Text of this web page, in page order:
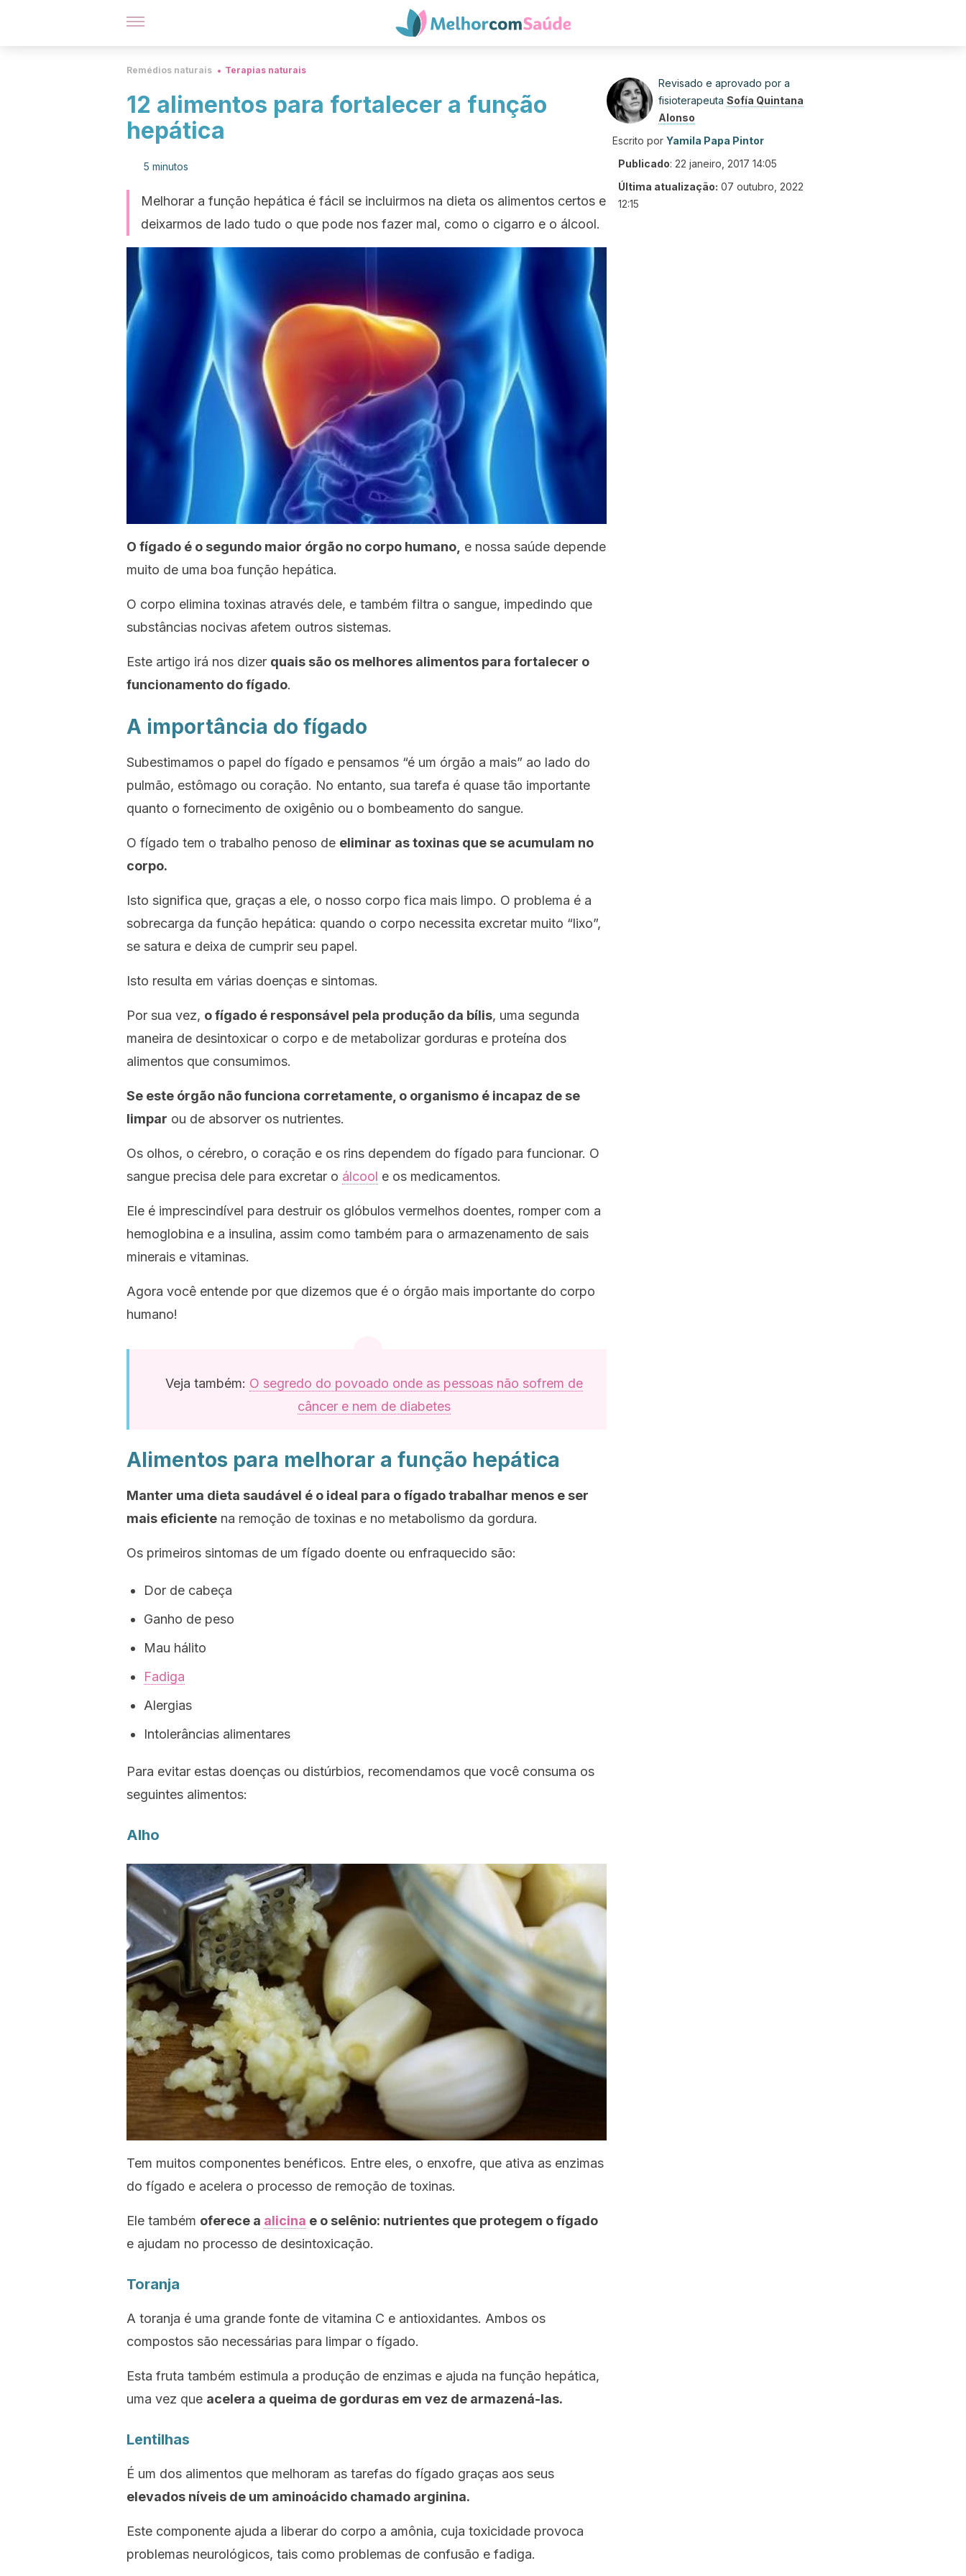
Remédios naturais Terapias naturais
12 alimentos para fortalecer a função
hepática
5 minutos
Melhorar a função hepática é fácil se incluirmos na dieta os alimentos certos e
deixarmos de lado tudo o que pode nos fazer mal, como o cigarro e o álcool.
O fígado é o segundo maior órgão no corpo humano, e nossa saúde depende
muito de uma boa função hepática.
O corpo elimina toxinas através dele, e também filtra o sangue, impedindo que
substâncias nocivas afetem outros sistemas.
Este artigo irá nos dizer quais são os melhores alimentos para fortalecer o
funcionamento do fígado.
A importância do fígado
Subestimamos o papel do fígado e pensamos “é um órgão a mais” ao lado do
pulmão, estômago ou coração. No entanto, sua tarefa é quase tão importante
quanto o fornecimento de oxigênio ou o bombeamento do sangue.
O fígado tem o trabalho penoso de eliminar as toxinas que se acumulam no
corpo.
Isto significa que, graças a ele, o nosso corpo fica mais limpo. O problema é a
sobrecarga da função hepática: quando o corpo necessita excretar muito “lixo”,
se satura e deixa de cumprir seu papel.
Isto resulta em várias doenças e sintomas.
Por sua vez, o fígado é responsável pela produção da bílis, uma segunda
maneira de desintoxicar o corpo e de metabolizar gorduras e proteína dos
alimentos que consumimos.
Se este órgão não funciona corretamente, o organismo é incapaz de se
limpar ou de absorver os nutrientes.
Os olhos, o cérebro, o coração e os rins dependem do fígado para funcionar. O
sangue precisa dele para excretar o álcool e os medicamentos.
Ele é imprescindível para destruir os glóbulos vermelhos doentes, romper com a
hemoglobina e a insulina, assim como também para o armazenamento de sais
minerais e vitaminas.
Agora você entende por que dizemos que é o órgão mais importante do corpo
humano!
Veja também: O segredo do povoado onde as pessoas não sofrem de
câncer e nem de diabetes
Alimentos para melhorar a função hepática
Manter uma dieta saudável é o ideal para o fígado trabalhar menos e ser
mais eficiente na remoção de toxinas e no metabolismo da gordura.
Os primeiros sintomas de um fígado doente ou enfraquecido são:
Dor de cabeça
Ganho de peso
Mau hálito
Fadiga
Alergias
Intolerâncias alimentares
Para evitar estas doenças ou distúrbios, recomendamos que você consuma os
seguintes alimentos:
Alho
Tem muitos componentes benéficos. Entre eles, o enxofre, que ativa as enzimas
do fígado e acelera o processo de remoção de toxinas.
Ele também oferece a alicina e o selênio: nutrientes que protegem o fígado
e ajudam no processo de desintoxicação.
Toranja
A toranja é uma grande fonte de vitamina C e antioxidantes. Ambos os
compostos são necessárias para limpar o fígado.
Esta fruta também estimula a produção de enzimas e ajuda na função hepática,
uma vez que acelera a queima de gorduras em vez de armazená-las.
Lentilhas
É um dos alimentos que melhoram as tarefas do fígado graças aos seus
elevados níveis de um aminoácido chamado arginina.
Este componente ajuda a liberar do corpo a amônia, cuja toxicidade provoca
problemas neurológicos, tais como problemas de confusão e fadiga.
Revisado e aprovado por a
fisioterapeuta Sofía Quintana
Alonso
Escrito por Yamila Papa Pintor
Publicado: 22 janeiro, 2017 14:05
Última atualização: 07 outubro, 2022
12:15